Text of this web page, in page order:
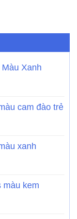
Xanh
cam đào trẻ
xanh
màu kem